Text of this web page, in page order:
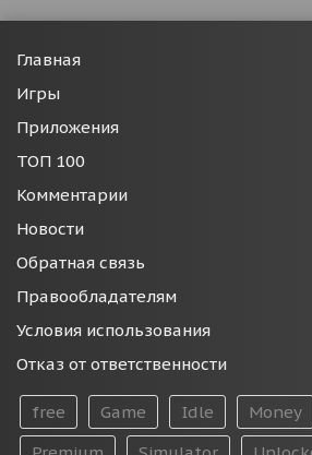
Главная
Игры
Приложения
ТОП 100
Комментарии
Новости
Обратная связь
Правообладателям
Условия использования
Отказ от ответственности
free Game Idle Money